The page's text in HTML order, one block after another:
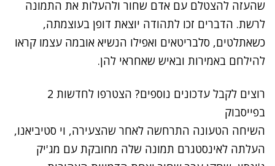
שהעזה להצטלם עם אדם שחור ולהעלות את התמונה
לרשת. הדברים זכו לתהודה יוצאת דופן בעוצמתה,
כשאתלטים, סלבריטאים ואפילו הנשיא אובמה עצמו קראו
להילחם באמירות ובאיש שאחראי להן.
רוצים לקבל עדכונים נוספים? הצטרפו לחדשות 2
בפייסבוק
השיחה הטעונה התרחשה לאחר שהצעירה, וי סטיביאנו,
העלתה לאינסטגרם תמונה שלה מחובקת עם מג'יק